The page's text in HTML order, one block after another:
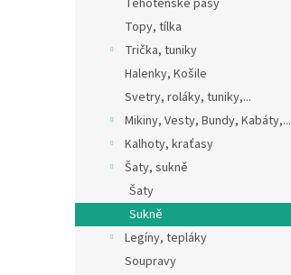
Těhotenské pásy
Topy, tílka
Trička, tuniky
Halenky, Košile
Svetry, roláky, tuniky,...
Mikiny, Vesty, Bundy, Kabáty,...
Kalhoty, kraťasy
Šaty, sukně
Šaty
Sukně
Legíny, tepláky
Soupravy